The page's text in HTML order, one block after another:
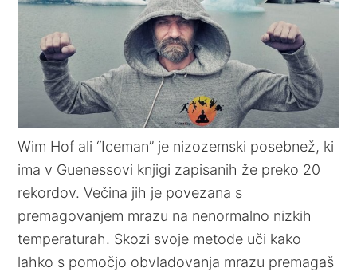
Wim Hof ali “Iceman” je nizozemski posebnež, ki
ima v Guenessovi knjigi zapisanih že preko 20
rekordov. Večina jih je povezana s
premagovanjem mrazu na nenormalno nizkih
temperaturah. Skozi svoje metode uči kako
lahko s pomočjo obvladovanja mrazu premagaš